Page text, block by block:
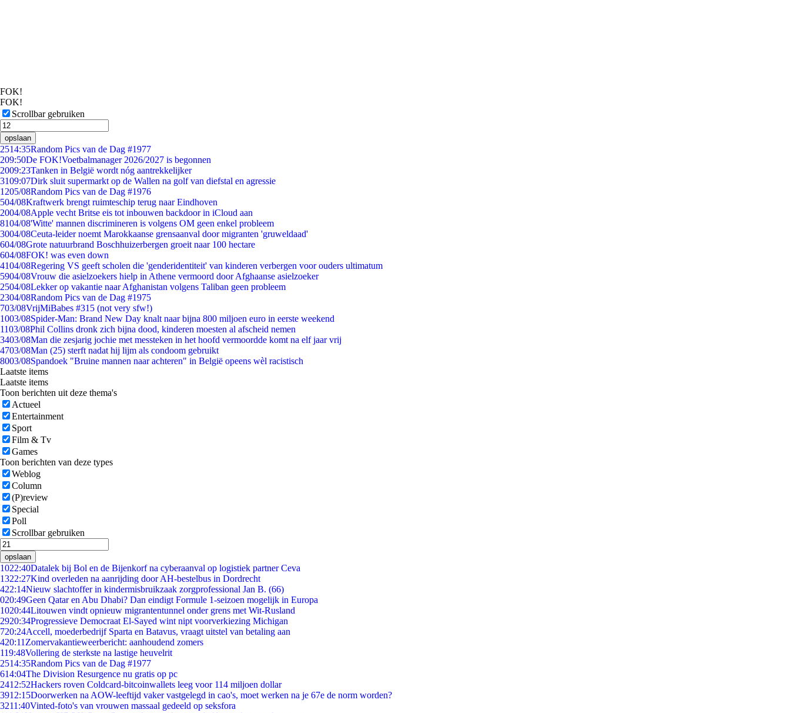
FOK!
FOK!
Scrollbar gebruiken
opslaan
2514:35Random Pics van de Dag #1977
209:50De FOK!Voetbalmanager 2026/2027 is begonnen
2009:23Tanken in België wordt nóg aantrekkelijker
3109:07Dirk sluit supermarkt op de Wallen na golf van diefstal en agressie
1205/08Random Pics van de Dag #1976
504/08Kraftwerk brengt ruimteschip terug naar Eindhoven
2004/08Apple vecht Britse eis tot inbouwen backdoor in iCloud aan
8104/08'Witte' mannen discrimineren is volgens OM geen enkel probleem
3004/08Ceuta-leider noemt Marokkaanse grensaanval door migranten 'gruweldaad'
604/08Grote natuurbrand Boschhuizerbergen groeit naar 100 hectare
604/08FOK! was even down
4104/08Regering VS geeft scholen die 'genderidentiteit' van kinderen verbergen voor ouders ultimatum
5904/08Vrouw die asielzoekers hielp in Athene vermoord door Afghaanse asielzoeker
2504/08Lekker op vakantie naar Afghanistan volgens Taliban geen probleem
2304/08Random Pics van de Dag #1975
703/08VrijMiBabes #315 (not very sfw!)
1003/08Spider-Man: Brand New Day knalt naar bijna 800 miljoen euro in eerste weekend
1103/08Phil Collins dronk zich bijna dood, kinderen moesten al afscheid nemen
3403/08Man die zesjarig jochie met messteken in het hoofd vermoordde komt na elf jaar vrij
4703/08Man (25) sterft nadat hij lijm als condoom gebruikt
8003/08Spandoek "Bruine mannen naar achteren" in België opeens wèl racistisch
Laatste items
Laatste items
Toon berichten uit deze thema's
Actueel
Entertainment
Sport
Film & Tv
Games
Toon berichten van deze types
Weblog
Column
(P)review
Special
Poll
Scrollbar gebruiken
opslaan
1022:40Datalek bij Bol en de Bijenkorf na cyberaanval op logistiek partner Ceva
1322:27Kind overleden na aanrijding door AH-bestelbus in Dordrecht
422:14Nieuw slachtoffer in kindermisbruikzaak zorgprofessional Jan B. (66)
020:49Geen Qatar en Abu Dhabi? Dan eindigt Formule 1-seizoen mogelijk in Europa
1020:44Litouwen vindt opnieuw migrantentunnel onder grens met Wit-Rusland
2920:34Progressieve Democraat El-Sayed wint nipt voorverkiezing Michigan
720:24Accell, moederbedrijf Sparta en Batavus, vraagt uitstel van betaling aan
420:11 Zomervakantieweerbericht: aanhoudend zomers
119:48Vollering de sterkste na lastige heuvelrit
2514:35Random Pics van de Dag #1977
614:04The Division Resurgence nu gratis op pc
2412:52Hackers roven Coldcard-bitcoinwallets leeg voor 114 miljoen dollar
3912:15Doorwerken na AOW-leeftijd vaker vastgelegd in cao's, moet werken na je 67e de norm worden?
3211:40Vinted-foto's van vrouwen massaal gedeeld op seksfora